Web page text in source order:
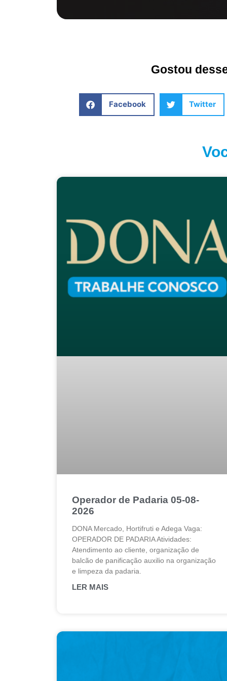
Gostou
Facebook Twitter
Operador de Padaria 05-08-
2026
DONA Mercado, Hortifruti e Adega Vaga:
OPERADOR DE PADARIA Atividades:
Atendimento ao cliente, organização de
balcão de panificação auxilio na organização
e limpeza da padaria.
LER MAIS